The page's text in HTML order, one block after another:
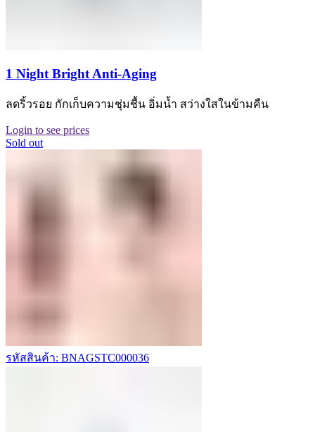
1 Night Bright Anti-Aging
ลดริ้วรอย กักเก็บความชุ่มชื้น อิ่มน้ำ สว่างใสในข้ามคืน
Login to see prices
Sold out
รหัสสินค้า: BNAGSTC000036